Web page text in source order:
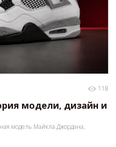
118
модели, дизайн и
модель Майкла Джордана,